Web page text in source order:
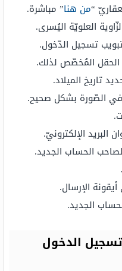
“من هنا” مباشرة.
العلويّة اليُسرى.
تسجيل الدّخول.
المُخصّص لذلك.
تاريخ الميلاد.
في الصّورة بشكل صحيح.
البريد الإلكترونيّ.
لصاحب الحساب الجديد.
الإرسال.
الجديد.
الدخول